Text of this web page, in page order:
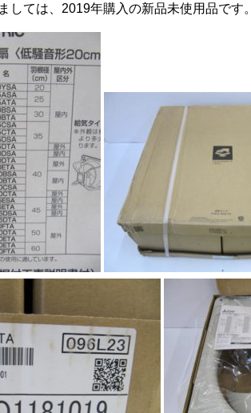
しては、2019年購入の新品未使用品です。